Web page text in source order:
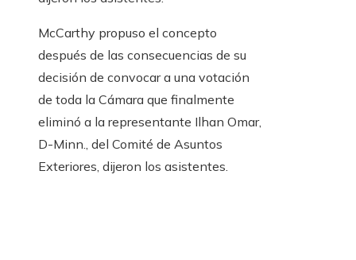
McCarthy propuso el concepto
después de las consecuencias de su
decisión de convocar a una votación
de toda la Cámara que finalmente
eliminó a la representante Ilhan Omar,
D-Minn., del Comité de Asuntos
Exteriores, dijeron los asistentes.